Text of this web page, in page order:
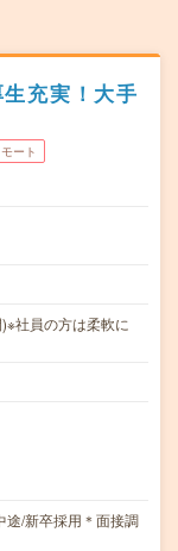
充実！大手
ート
社員の方は柔軟に
途/新卒採用＊面接調